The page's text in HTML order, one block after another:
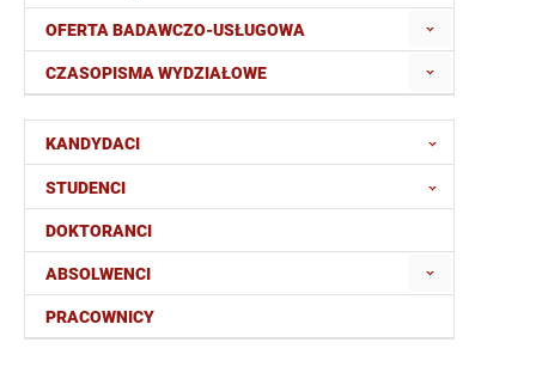
OFERTA BADAWCZO-USŁUGOWA
CZASOPISMA WYDZIAŁOWE
KANDYDACI
STUDENCI
DOKTORANCI
ABSOLWENCI
PRACOWNICY